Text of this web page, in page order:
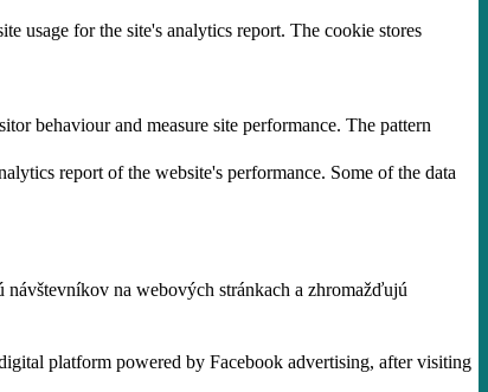
usage for the site's analytics report. The cookie stores
behaviour and measure site performance. The pattern
report of the website's performance. Some of the data
na webových stránkach a zhromažďujú
platform powered by Facebook advertising, after visiting